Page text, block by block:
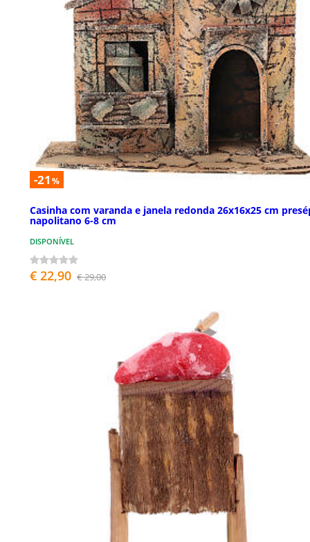
-21 %
Casinha com varanda e janela redonda 26x16x25 cm
napolitano 6-8 cm
DISPONÍVEL
€ 22,90 € 29,00